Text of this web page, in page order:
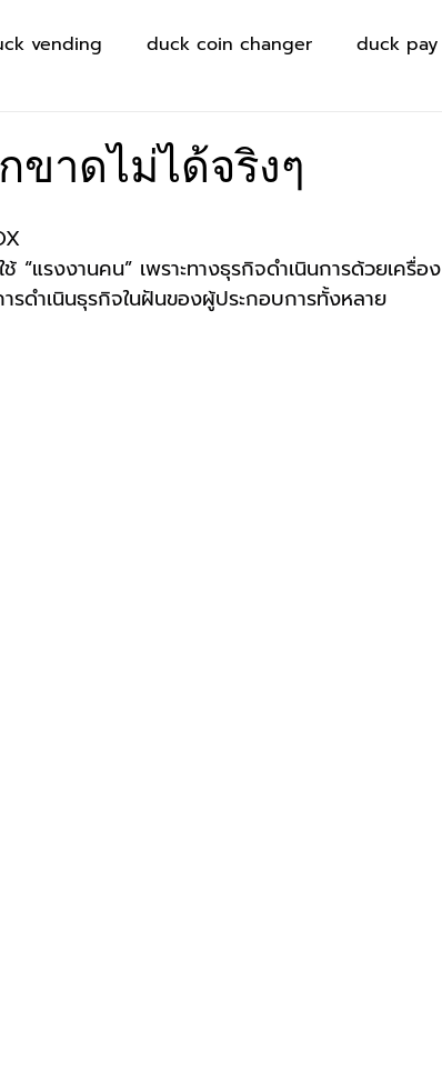
vending duck coin changer duck pay
ขาดไม่ได้จริงๆ
“แรงงานคน” เพราะทางธุรกิจดำเนินการด้วยเครื่อง
ดำเนินธุรกิจในฝันของผู้ประกอบการทั้งหลาย